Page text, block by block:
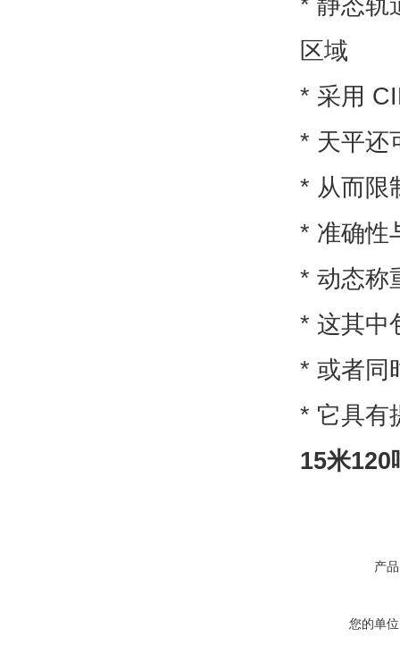
区域
* 采用
* 天平还
* 从而限
* 准确性
* 动态称
* 这其中
* 或者同
* 它具有
15米120
产
您的单